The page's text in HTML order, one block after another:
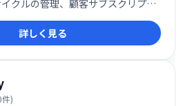
クルの管理、顧客サブスクリプシ
・支払いの自動化、分析までを網
の再試行管理にも対応し、ビジネ
します。LogiNextなど多くの企業に
詳しく見る
件)